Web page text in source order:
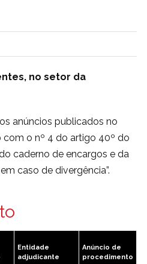
no setor da
anúncios publicados no
com o nº 4 do artigo 40º do
caderno de encargos e da
caso de divergência”.
Entidade
adjudicante
Anúncio de
procedimento